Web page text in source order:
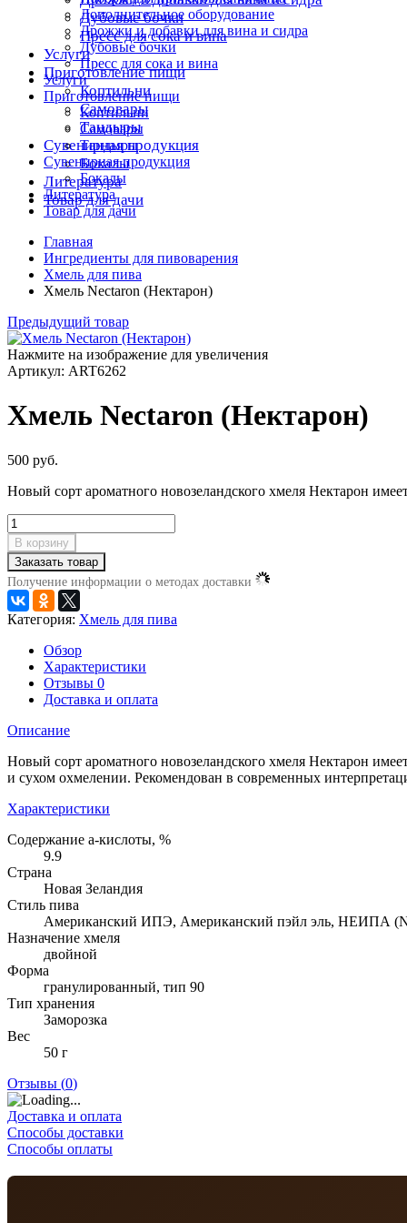
Дубовые бочки
Пресс для сока и вина
Услуги
Приготовление пищи
Коптильни
Самовары
Тандыры
Сувенирная продукция
Бокалы
Литература
Товар для дачи
Дополнительное оборудование
Дрожжи и добавки для вина и сидра
Дубовые бочки
Пресс для сока и вина
Услуги
Приготовление пищи
Коптильни
Самовары
Тандыры
Сувенирная продукция
Бокалы
Литература
Товар для дачи
Главная
Ингредиенты для пивоварения
Хмель для пива
Хмель Nectaron (Нектарон)
Предыдущий товар
Нажмите на изображение для увеличения
Артикул: ART6262
Хмель Nectaron (Нектарон)
500 руб.
Новый сорт ароматного новозеландского хмеля Нектарон
В корзину
Заказать товар
Получение информации о методах доставки
Категория: Хмель для пива
Обзор
Характеристики
Отзывы 0
Доставка и оплата
Описание
Новый сорт ароматного новозеландского хмеля Нектарон
и сухом охмелении. Рекомендован в современных
Характеристики
Содержание а-кислоты, %
9.9
Страна
Новая Зеландия
Стиль пива
Американский ИПЭ, Американский пэйл эль, НЕИПА
Назначение хмеля
двойной
Форма
гранулированный, тип 90
Тип хранения
Заморозка
Вес
50 г
Отзывы (0)
Доставка и оплата
Способы доставки
Способы оплаты